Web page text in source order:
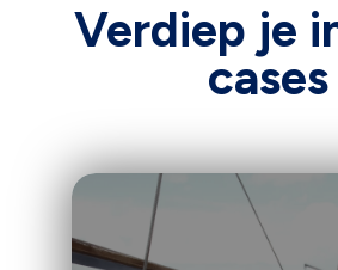
Verdiep je
cases